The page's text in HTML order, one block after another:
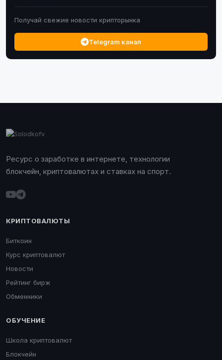
Получай свежие новости крипторынка
Telegram канал
Ресурс о заработке в интернете, технологии
блокчейн, криптовалютах и ставках на спорт.
КРИПТОВАЛЮТЫ
Биткоин
Курс криптовалют
Новости
Рейтинг бирж
Обменники
ОБУЧЕНИЕ
Школа криптовалют
Блокчейн